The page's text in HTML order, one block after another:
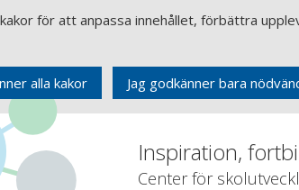
för att anpassa innehållet, förbättra
alla kakor Jag godkänner bara
Inspiration,
Center för